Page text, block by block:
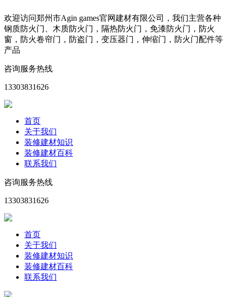
欢迎访问郑州市Agin games官网建材有限公司，我们主营各种
钢质防火门、木质防火门，隔热防火门，免漆防火门，防火
窗，防火卷帘门，防盗门，变压器门，伸缩门，防火门配件等
产品
咨询服务热线
13303831626
首页
关于我们
装修建材知识
装修建材百科
联系我们
咨询服务热线
13303831626
首页
关于我们
装修建材知识
装修建材百科
联系我们